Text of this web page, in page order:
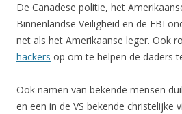
De Canadese politie, het
Binnenlandse Veiligheid en de FBI
net als het Amerikaanse leger. Ook
hackers op om te helpen de daders
Ook namen van bekende mensen
en een in de VS bekende christelijke